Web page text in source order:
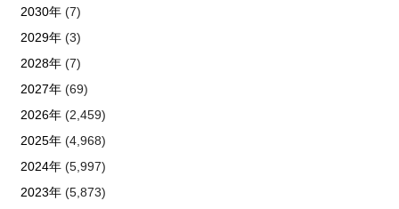
2030年(7)
2029年(3)
2028年(7)
2027年(69)
2026年(2,459)
2025年(4,968)
2024年(5,997)
2023年(5,873)